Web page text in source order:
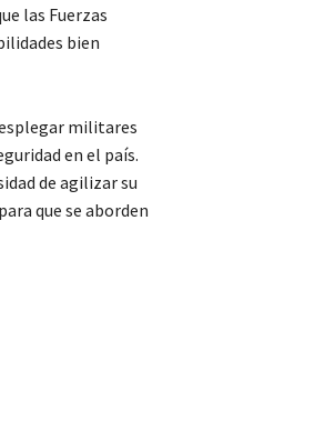
las Fuerzas
bien
militares
en el país.
de agilizar su
que se aborden